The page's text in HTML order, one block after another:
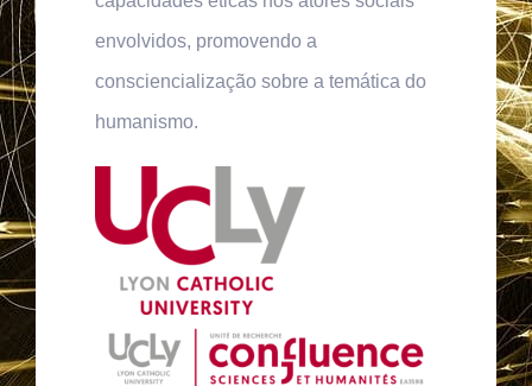
envolvidos, promovendo a
consciencialização sobre a temática do
humanismo.